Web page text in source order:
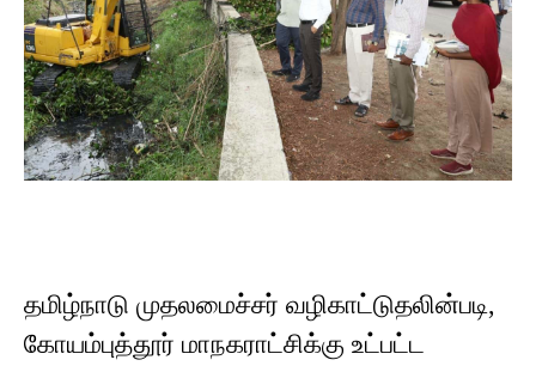
தமிழ்நாடு முதலமைச்சர் வழிகாட்டுதலின்படி,
கோயம்புத்தூர் மாநகராட்சிக்கு உட்பட்ட